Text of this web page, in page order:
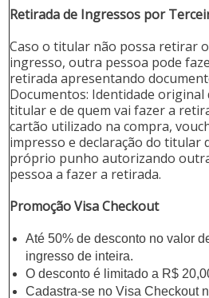
Retirada de Ingressos por
Caso o titular não possa retirar o
ingresso, outra pessoa pode
retirada apresentando
Documentos: Identidade original
titular e de quem vai fazer a
cartão utilizado na compra,
impresso e declaração do titular
próprio punho autorizando
pessoa a fazer a retirada.
Promoção Visa Checkout
Até 50% de desconto no valor
ingresso de inteira.
O desconto é limitado a R$
Cadastra-se no Visa Checkout